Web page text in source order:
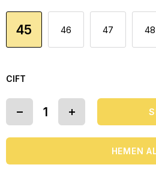
45 46 47 48
CIFT